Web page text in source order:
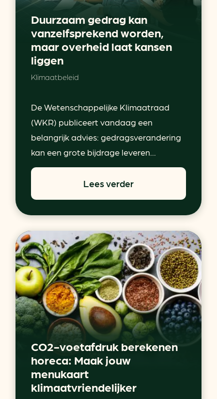
Duurzaam gedrag kan
vanzelfsprekend worden,
maar overheid laat kansen
liggen
Klimaatbeleid
De Wetenschappelijke Klimaatraad
(WKR) publiceert vandaag een
belangrijk advies: gedragsverandering
kan een grote bijdrage leveren...
Lees verder
CO2-voetafdruk berekenen
horeca: Maak jouw
menukaart
klimaatvriendelijker